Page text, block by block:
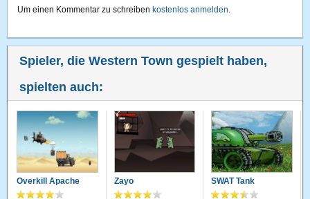
Um einen Kommentar zu schreiben kostenlos anmelden.
Spieler, die Western Town gespielt haben,
spielten auch:
Overkill Apache Zayo SWAT Tank